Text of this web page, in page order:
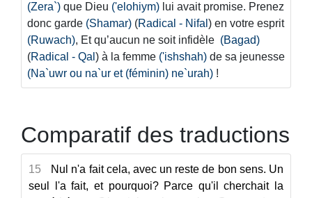
(Zera`) que Dieu ('elohiym) lui avait promise. Prenez
donc garde (Shamar) (Radical - Nifal ) en votre esprit
(Ruwach), Et qu’aucun ne soit infidèle (Bagad)
(Radical - Qal ) à la femme ('ishshah) de sa jeunesse
(Na`uwr ou na`ur et (féminin) ne`urah) !
Comparatif des traductions
15
Nul n'a fait cela, avec un reste de bon sens. Un
seul l'a fait, et pourquoi? Parce qu'il cherchait la